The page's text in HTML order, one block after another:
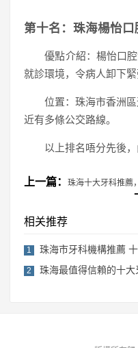
第十名：珠海楊怡口
優點介紹：楊怡口腔
就診環境，令病人卸下緊
位置：珠海市香洲區
近有多條公交路線。
以上排名唔分先後，
上一篇： 珠海十大牙科推薦
相关推荐
1 珠海市牙科機構推薦
2 珠海最值得信賴的十